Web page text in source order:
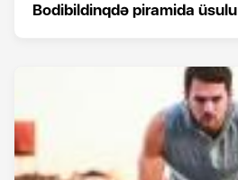
Bodibildinqdə piramida üsulu